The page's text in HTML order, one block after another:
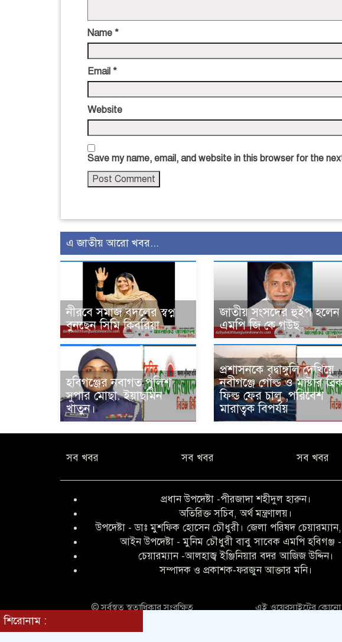
Name *
Email *
Website
Save my name, email, and website in this browser for the
এ জাতীয় আরো খবর...
নীরবে সমাজ বদলের স্বপ্ন
বুনছেন সিমি কিবরিয়া
জাতীয় সংসদের হুইপ হলেন
এমপি জি কে গউছ
হবিগঞ্জের নবাগত পুলিশ
সুপার মোছা. ইয়াছমিন
খাতুন।
প্রশাসনকে বৃদ্বাঙ্গুলি দেখিয়ে
নবীগঞ্জে গোল্ড ও মাষ্টার
ফিল্ড ফের চালু ,পরিবেশ
মারাত্বক বিপর্যয়
সব খবর সব খবর সব খবর
প্রধান উপদেষ্টা -পীরজাদা শহীদুল হারুন।
অতিরিক্ত সচিব, অর্থ মন্ত্রণালয়।
উপদেষ্টা - ডাঃ মুশফিক হোসেন চৌধুরী। জেলা পরিষদ চেয়ারম্যান,
আইন উপদেষ্টা - মুনিম চৌধুরী বাবু সাবেক এমপি হবিগঞ্জ -
চেয়ারম্যান -আলহাজ্ব ইঞ্জিনিয়ার বদর আজিজ উদ্দিন।
সম্পাদক ও প্রকাশক-ফরজুন আক্তার মনি।
শিরোনাম :
© সর্বস্বত্ব স্বত্বাধিকার সংরক্ষিত
এই ওয়েবসাইটের কোনো